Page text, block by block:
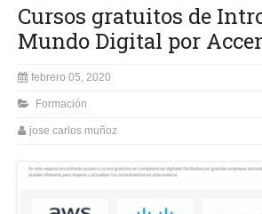
Cursos gratuitos de
Mundo Digital por
febrero 05, 2020
Formación
jose carlos muñoz